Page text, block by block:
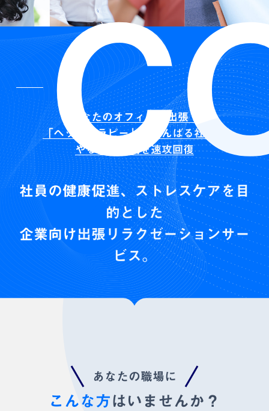
あなたのオフィスへ出張！
「ヘッドセラピー」でがんばる社員の
やる気・元気を速攻回復
社員の健康促進、ストレスケアを目
的とした
企業向け出張リラクゼーションサー
ビス。
あなたの職場に
こんな方はいませんか？